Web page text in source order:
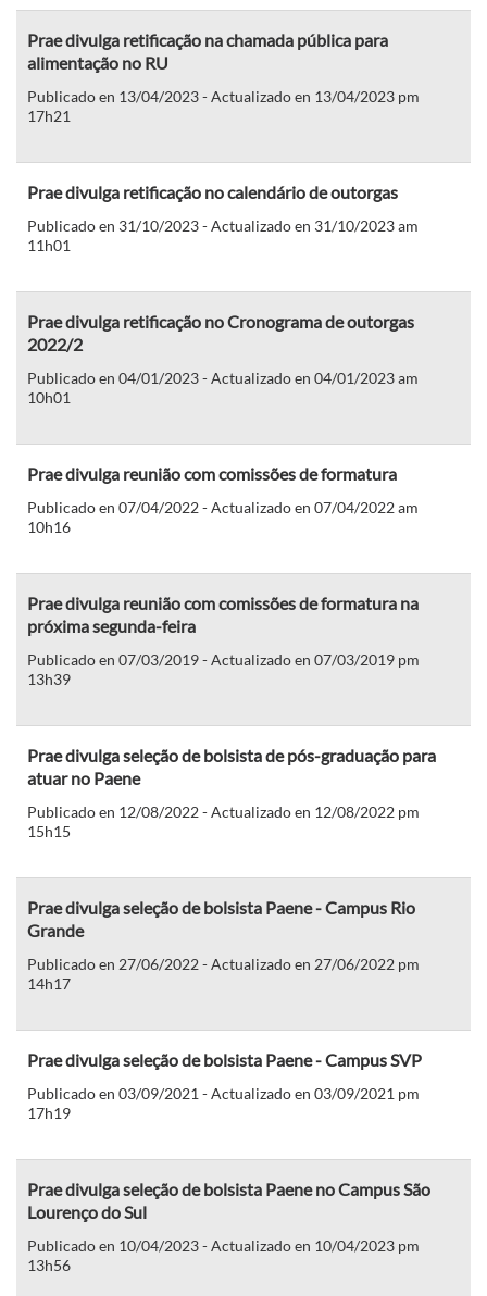
Prae divulga retificação na chamada pública para
alimentação no RU
Publicado en 13/04/2023 - Actualizado en 13/04/2023 pm
17h21
Prae divulga retificação no calendário de outorgas
Publicado en 31/10/2023 - Actualizado en 31/10/2023 am
11h01
Prae divulga retificação no Cronograma de outorgas
2022/2
Publicado en 04/01/2023 - Actualizado en 04/01/2023 am
10h01
Prae divulga reunião com comissões de formatura
Publicado en 07/04/2022 - Actualizado en 07/04/2022 am
10h16
Prae divulga reunião com comissões de formatura na
próxima segunda-feira
Publicado en 07/03/2019 - Actualizado en 07/03/2019 pm
13h39
Prae divulga seleção de bolsista de pós-graduação para
atuar no Paene
Publicado en 12/08/2022 - Actualizado en 12/08/2022 pm
15h15
Prae divulga seleção de bolsista Paene - Campus Rio
Grande
Publicado en 27/06/2022 - Actualizado en 27/06/2022 pm
14h17
Prae divulga seleção de bolsista Paene - Campus SVP
Publicado en 03/09/2021 - Actualizado en 03/09/2021 pm
17h19
Prae divulga seleção de bolsista Paene no Campus São
Lourenço do Sul
Publicado en 10/04/2023 - Actualizado en 10/04/2023 pm
13h56